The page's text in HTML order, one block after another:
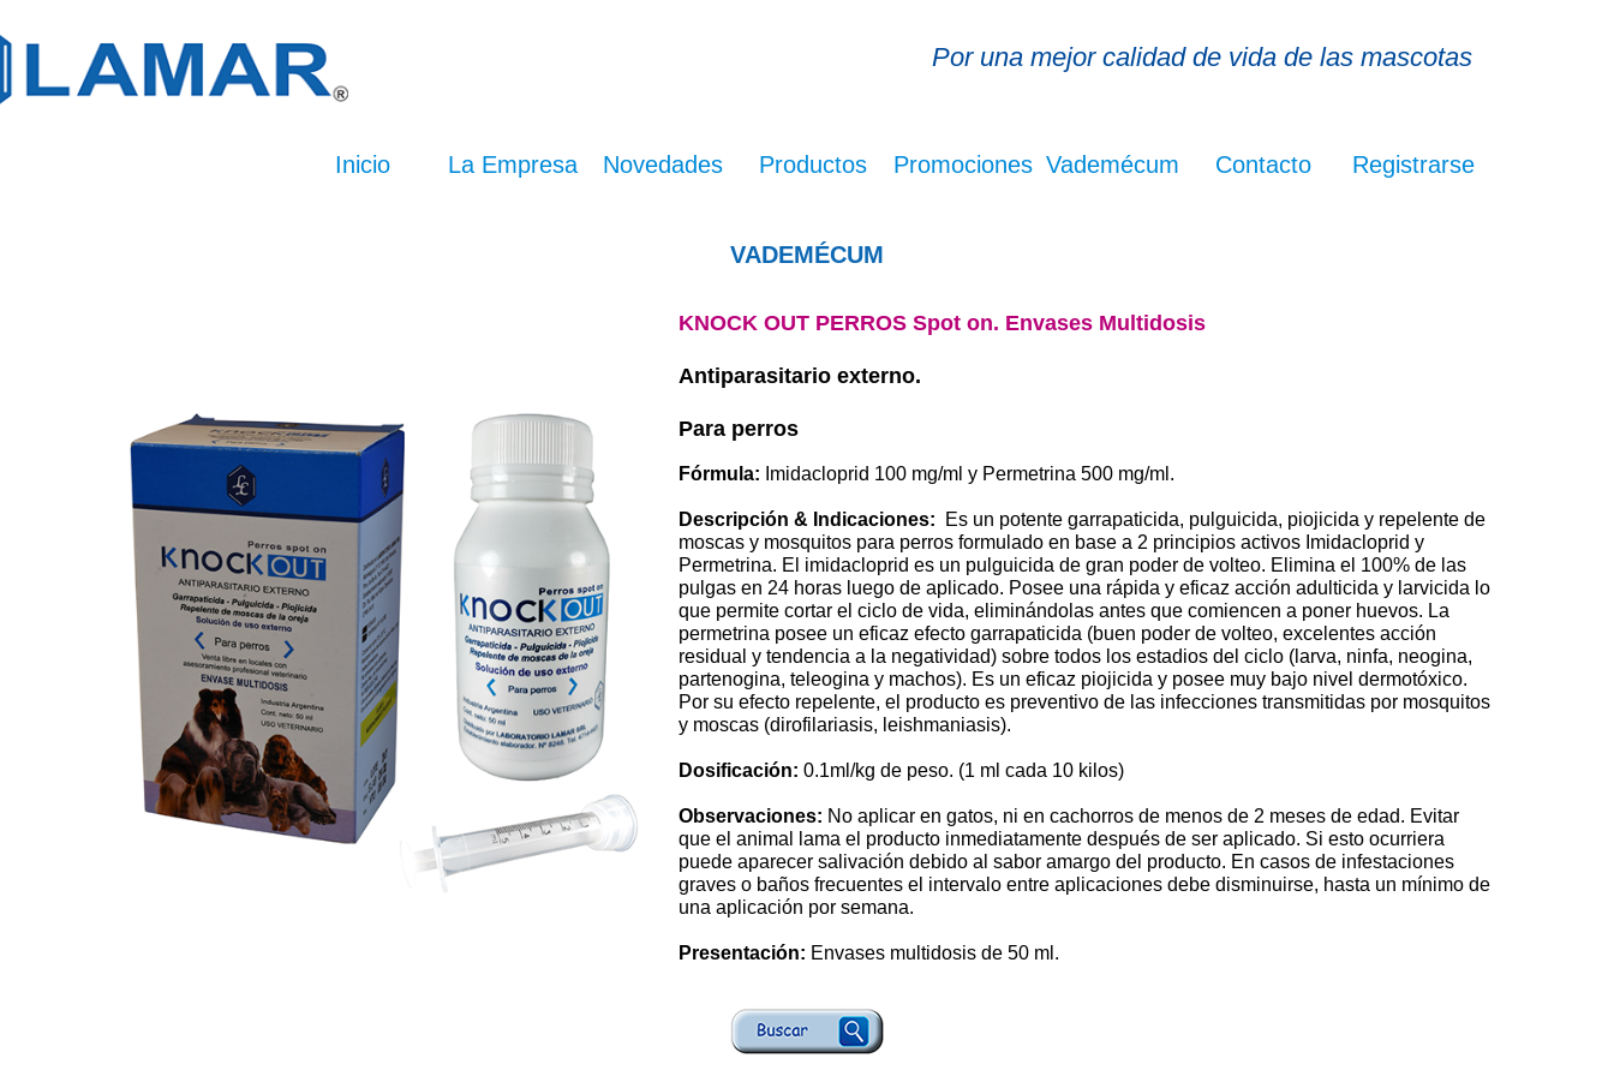
Por una mejor calidad de vida de las mascotas
Inicio La Empresa Novedades Productos Promociones Vademécum Contacto Registrarse
KNOCK OUT PERROS Spot on. Envases Multidosis
Antiparasitario externo.
Para perros
Fórmula: Imidacloprid 100 mg/ml y Permetrina 500 mg/ml.
Descripción & Indicaciones: Es un potente garrapaticida, pulguicida, piojicida y repelente de
moscas y mosquitos para perros formulado en base a 2 principios activos Imidacloprid y
Permetrina. El imidacloprid es un pulguicida de gran poder de volteo. Elimina el 100% de las
pulgas en 24 horas luego de aplicado. Posee una rápida y eficaz acción adulticida y larvicida lo
que permite cortar el ciclo de vida, eliminándolas antes que comiencen a poner huevos. La
permetrina posee un eficaz efecto garrapaticida (buen poder de volteo, excelentes acción
residual y tendencia a la negatividad) sobre todos los estadios del ciclo (larva, ninfa, neogina,
partenogina, teleogina y machos). Es un eficaz piojicida y posee muy bajo nivel dermotóxico.
Por su efecto repelente, el producto es preventivo de las infecciones transmitidas por mosquitos
y moscas (dirofilariasis, leishmaniasis).
Dosificación: 0.1ml/kg de peso. (1 ml cada 10 kilos)
Observaciones: No aplicar en gatos, ni en cachorros de menos de 2 meses de edad. Evitar
que el animal lama el producto inmediatamente después de ser aplicado. Si esto ocurriera
puede aparecer salivación debido al sabor amargo del producto. En casos de infestaciones
graves o baños frecuentes el intervalo entre aplicaciones debe disminuirse, hasta un mínimo de
una aplicación por semana.
Presentación: Envases multidosis de 50 ml.
VADEMÉCUM